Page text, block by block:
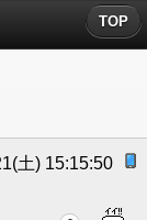
TOP
土) 15:15:50